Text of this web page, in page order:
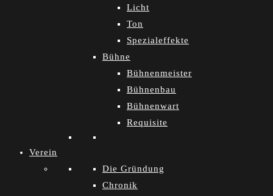
Licht
Ton
Spezialeffekte
Bühne
Bühnenmeister
Bühnenbau
Bühnenwart
Requisite
Verein
Die Gründung
Chronik